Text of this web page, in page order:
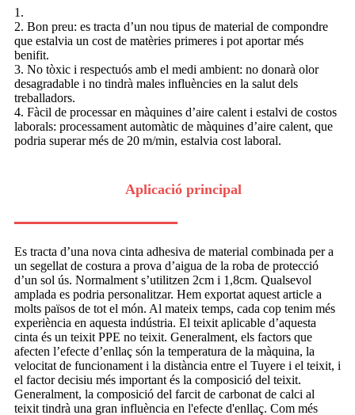
1.
2. Bon preu: es tracta d’un nou tipus de material de compondre
que estalvia un cost de matèries primeres i pot aportar més
benifit.
3. No tòxic i respectuós amb el medi ambient: no donarà olor
desagradable i no tindrà males influències en la salut dels
treballadors.
4. Fàcil de processar en màquines d’aire calent i estalvi de costos
laborals: processament automàtic de màquines d’aire calent, que
podria superar més de 20 m/min, estalvia cost laboral.
Aplicació principal
Es tracta d’una nova cinta adhesiva de material combinada per a
un segellat de costura a prova d’aigua de la roba de protecció
d’un sol ús. Normalment s’utilitzen 2cm i 1,8cm. Qualsevol
amplada es podria personalitzar. Hem exportat aquest article a
molts països de tot el món. Al mateix temps, cada cop tenim més
experiència en aquesta indústria. El teixit aplicable d’aquesta
cinta és un teixit PPE no teixit. Generalment, els factors que
afecten l’efecte d’enllaç són la temperatura de la màquina, la
velocitat de funcionament i la distància entre el Tuyere i el teixit, i
el factor decisiu més important és la composició del teixit.
Generalment, la composició del farcit de carbonat de calci al
teixit tindrà una gran influència en l'efecte d'enllaç. Com més